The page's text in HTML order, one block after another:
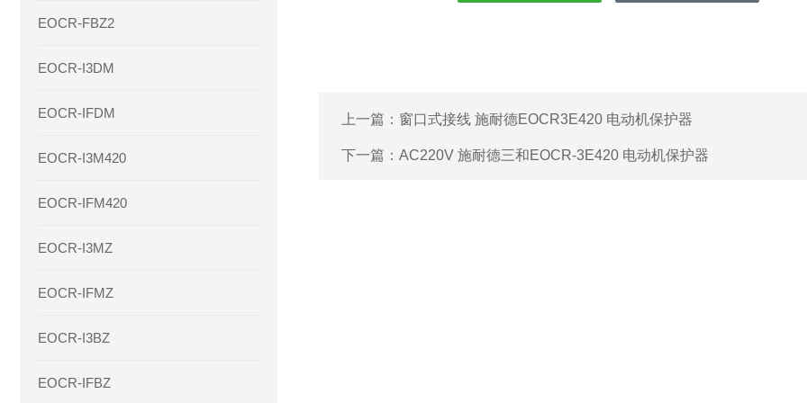
EOCR-FBZ2
EOCR-I3DM
EOCR-IFDM
EOCR-I3M420
EOCR-IFM420
EOCR-I3MZ
EOCR-IFMZ
EOCR-I3BZ
EOCR-IFBZ
上一篇： 窗口式接线 施耐德EOCR3E420 电动机保护器
下一篇： AC220V 施耐德三和EOCR-3E420 电动机保护器